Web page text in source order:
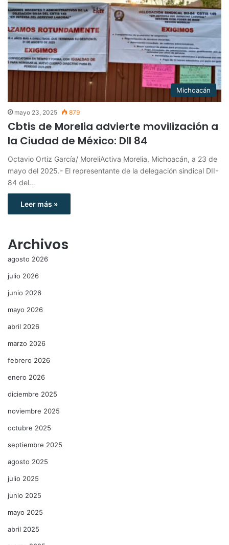
Michoacán
mayo 23, 2025 879
Cbtis de Morelia advierte movilización a
la Ciudad de México: DII 84
Octavio Ortiz García/ MoreliActiva Morelia, Michoacán, a 23 de
mayo del 2025.- El representante de la delegación sindical DII-
84 del…
Leer más »
Archivos
agosto 2026
julio 2026
junio 2026
mayo 2026
abril 2026
marzo 2026
febrero 2026
enero 2026
diciembre 2025
noviembre 2025
octubre 2025
septiembre 2025
agosto 2025
julio 2025
junio 2025
mayo 2025
abril 2025